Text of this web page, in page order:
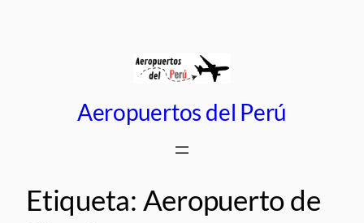
Aeropuertos del Perú
Etiqueta: Aeropuerto de